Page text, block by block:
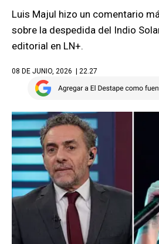
Luis Majul hizo un comentario
sobre la despedida del Indio
editorial en LN+.
08 DE JUNIO, 2026 | 22.27